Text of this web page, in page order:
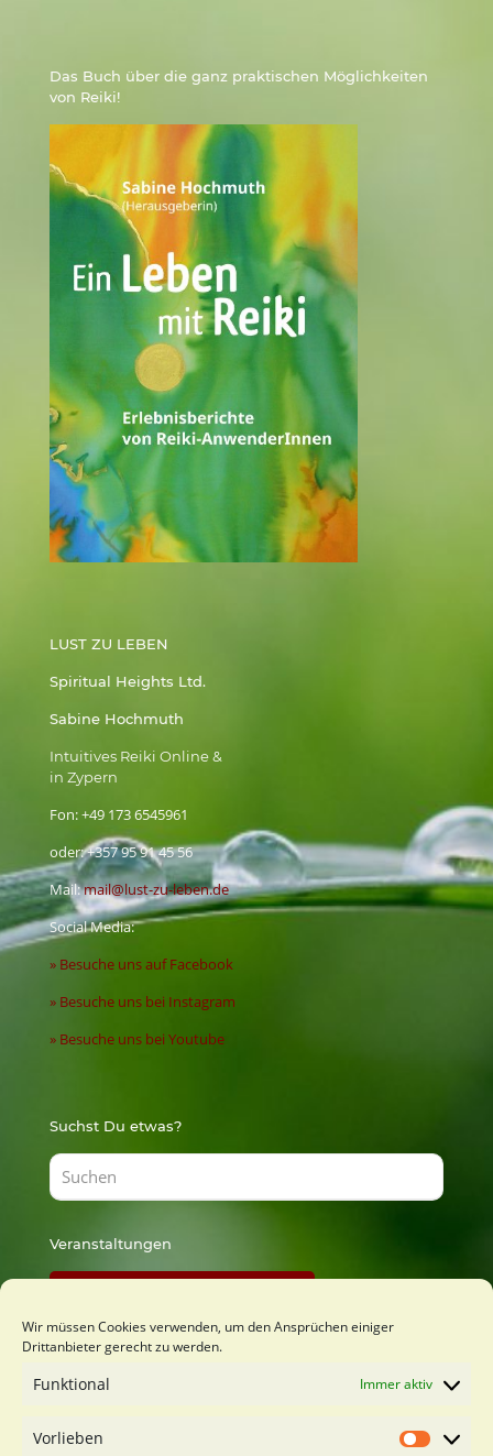
Wir müssen Cookies verwenden, um den Ansprüchen einiger
Drittanbieter gerecht zu werden.
Funktional Immer aktiv
Vorlieben Vorlieben
Das Buch über die ganz praktischen Möglichkeiten
von Reiki!
LUST ZU LEBEN
Spiritual Heights Ltd.
Sabine Hochmuth
Intuitives Reiki Online &
in Zypern
Fon:+49 173 6545961
oder:+357 95 91 45 56
Mail:mail@lust-zu-leben.de
Social Media:
» Besuche uns auf Facebook
» Besuche uns bei Instagram
» Besuche uns bei Youtube
Suchst Du etwas?
Veranstaltungen